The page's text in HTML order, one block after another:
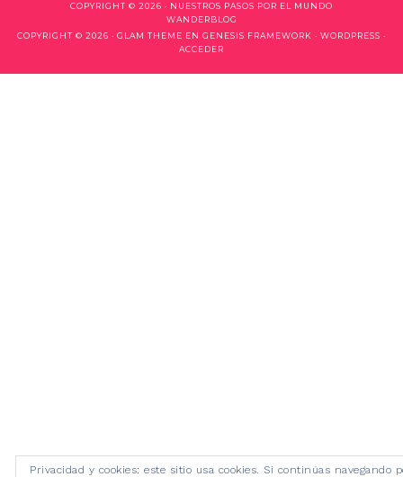
COPYRIGHT © 2026 · NUESTROS PASOS POR EL MUNDO
WANDERBLOG
COPYRIGHT © 2026 · GLAM THEME EN GENESIS FRAMEWORK · WORDPRESS ·
ACCEDER
Privacidad y cookies: este sitio usa cookies. Si continúas navegando